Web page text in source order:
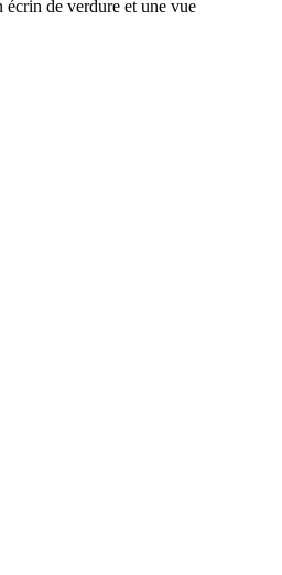
écrin de verdure et une vue